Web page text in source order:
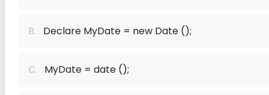
B. Declare MyDate = new Date ();
C. MyDate = date ();